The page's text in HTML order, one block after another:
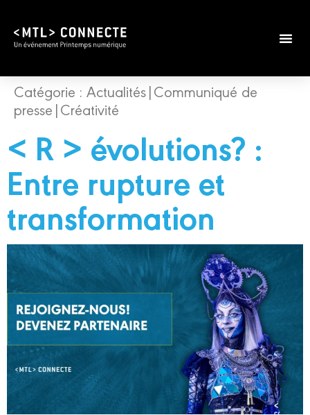
Catégorie : Actualités|Communiqué de
presse|Créativité
< R > évolutions? :
Entre rupture et
transformation